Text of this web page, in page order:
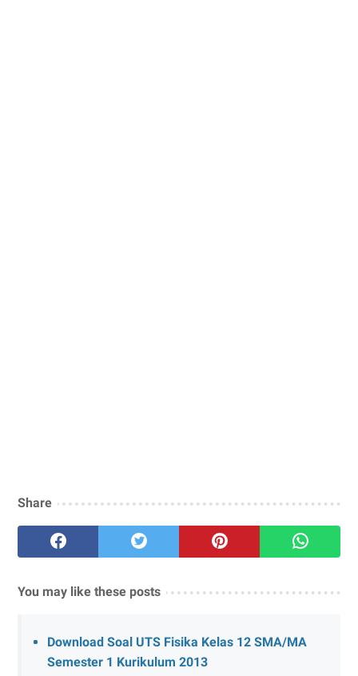
Share
You may like these posts
Download Soal UTS Fisika Kelas 12 SMA/MA
Semester 1 Kurikulum 2013